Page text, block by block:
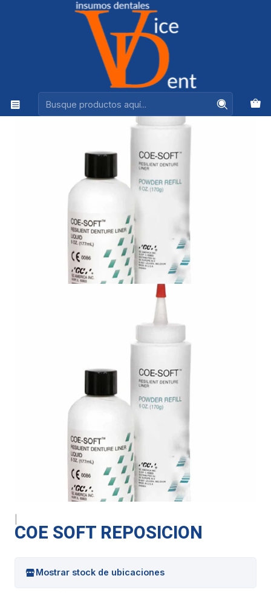
Ventas +56944575313
IMPRESION Y REHABILITACION
COE SOFT REPOSICION
COE SOFT REPOSICION
Mostrar stock de ubicaciones